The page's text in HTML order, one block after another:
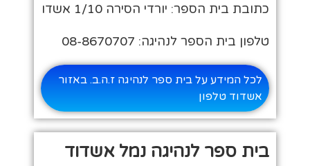
כתובת בית הספר: יורדי הסירה 1/10 אשדו
טלפון בית הספר לנהיגה: 08-8670707
לכל המידע על בית ספר לנהיגה ז.ה.ב. באזור
אשדוד טלפון
בית ספר לנהיגה נמל אשדוד